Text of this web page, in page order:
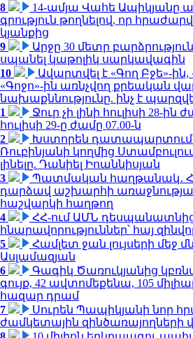
8
14-ամյա Վահե Ապիկյանը
գրություն թողնելով, որ
կյանքից
9
Արջը 30 մետր
սպանել կաթոլիկ սարկավագին
10
Ավարտվել է «Գող Բջե»-ին,
«Գոջո»-ին առնչվող քրեական
նախաքննությունը. ինչ է
1
Ջուր չի լինի հուլիսի 28-ին
հուլիսի 29-ը ժամը 07.00-ն
2
Խստորեն դատապարտում
Ռուբինյանի կողմից
լինելը. Դանիել Իոաննիսյան
3
Պատմական հաղթանակ․
դարձավ աշխարհի
հաշվարկի հաղթող
4
ՀՀ-ում ԱՄՆ դեսպանատնից
հնարավորություններ՝ հայ
5
Համլետ ջան լույսերի մեջ
Ասլամազյան
6
Գագիկ Ծառուկյանից
գույք, 42 ավտոմեքենա, 105
հազար դրամ
7
Սուրեն Պապիկյանի նոր
ժամկետային զինծառայողների